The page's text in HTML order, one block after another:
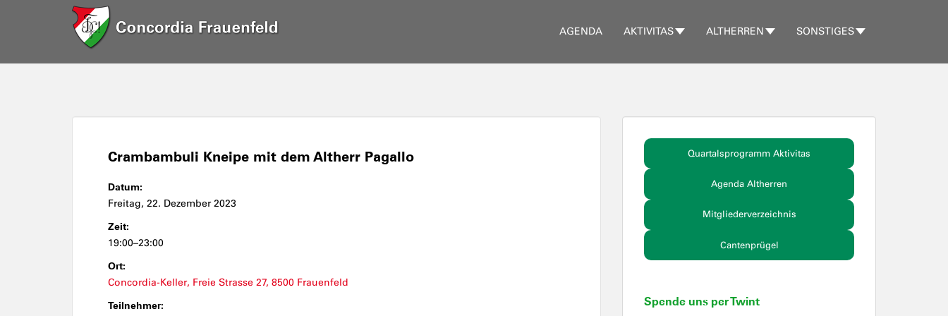
AGENDA AKTIVITAS ALTHERREN SONSTIGES
Crambambuli Kneipe mit dem Altherr Pagallo
Datum:
Freitag, 22. Dezember 2023
Zeit:
19:00–23:00
Ort:
Concordia-Keller, Freie Strasse 27, 8500 Frauenfeld
Teilnehmer:
Quartalsprogramm Aktivitas
Agenda Altherren
Mitgliederverzeichnis
Cantenprügel
Spende uns per Twint